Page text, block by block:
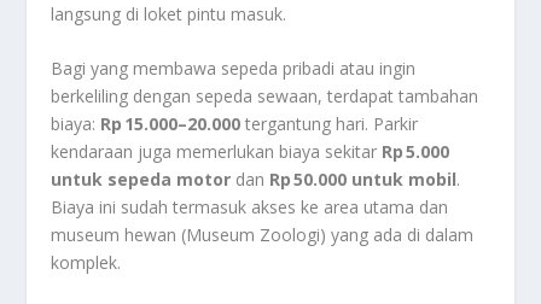
langsung di loket pintu masuk.
Bagi yang membawa sepeda pribadi atau ingin
berkeliling dengan sepeda sewaan, terdapat tambahan
biaya: Rp 15.000–20.000 tergantung hari. Parkir
kendaraan juga memerlukan biaya sekitar Rp 5.000
untuk sepeda motor dan Rp 50.000 untuk mobil.
Biaya ini sudah termasuk akses ke area utama dan
museum hewan (Museum Zoologi) yang ada di dalam
komplek.